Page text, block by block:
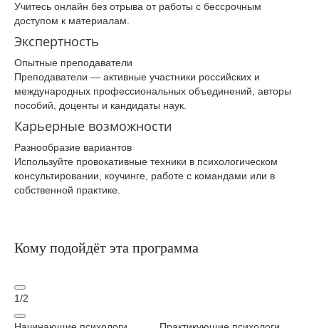
Учитесь онлайн без отрыва от работы с бессрочным
доступом к материалам.
Экспертность
Опытные преподаватели
Преподаватели — активные участники российских и
международных профессиональных объединений, авторы
пособий, доценты и кандидаты наук.
Карьерные возможности
Разнообразие вариантов
Используйте провокативные техники в психологическом
консультировании, коучинге, работе с командами или в
собственной практике.
Кому подойдёт эта программа
1/2